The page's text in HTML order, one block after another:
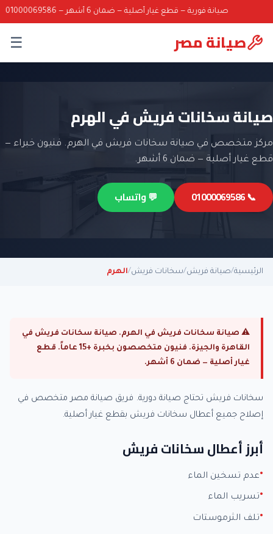
صيانة فورية — قطع غيار أصلية — ضمان 6 أشهر — 01000069586
صيانة مصر ☰
صيانة سخانات فريش في الهرم
مركز متخصص في صيانة سخانات فريش في الهرم. فنيون خبراء —
قطع غيار أصلية — ضمان 6 أشهر.
📞 01000069586 💬 واتساب
الرئيسية/صيانة فريش/سخانات فريش/الهرم
⚠ صيانة سخانات فريش في الهرم. صيانة سخانات فريش في
القاهرة والجيزة. فنيون متخصصون بخبرة +15 عاماً. قطع
غيار أصلية — ضمان 6 أشهر.
سخانات فريش تحتاج صيانة دورية. فريق صيانة مصر متخصص في
إصلاح جميع أعطال سخانات فريش بقطع غيار أصلية.
أبرز أعطال سخانات فريش
عدم تسخين الماء
تسريب الماء
تلف الثرموستات